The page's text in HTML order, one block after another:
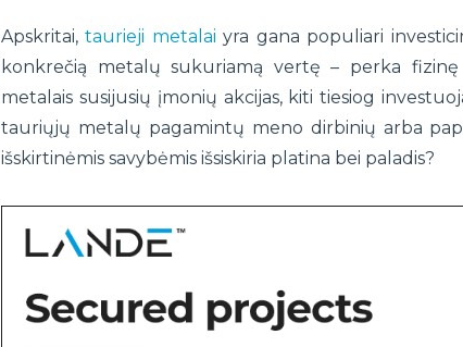
Apskritai,taurieji metalai yra gana populiari
konkrečią metalų sukuriamą vertę – perka
metalais susijusių įmonių akcijas, kiti tiesiog
tauriųjų metalų pagamintų meno dirbinių arba
išskirtinėmis savybėmis išsiskiria platina bei paladis?